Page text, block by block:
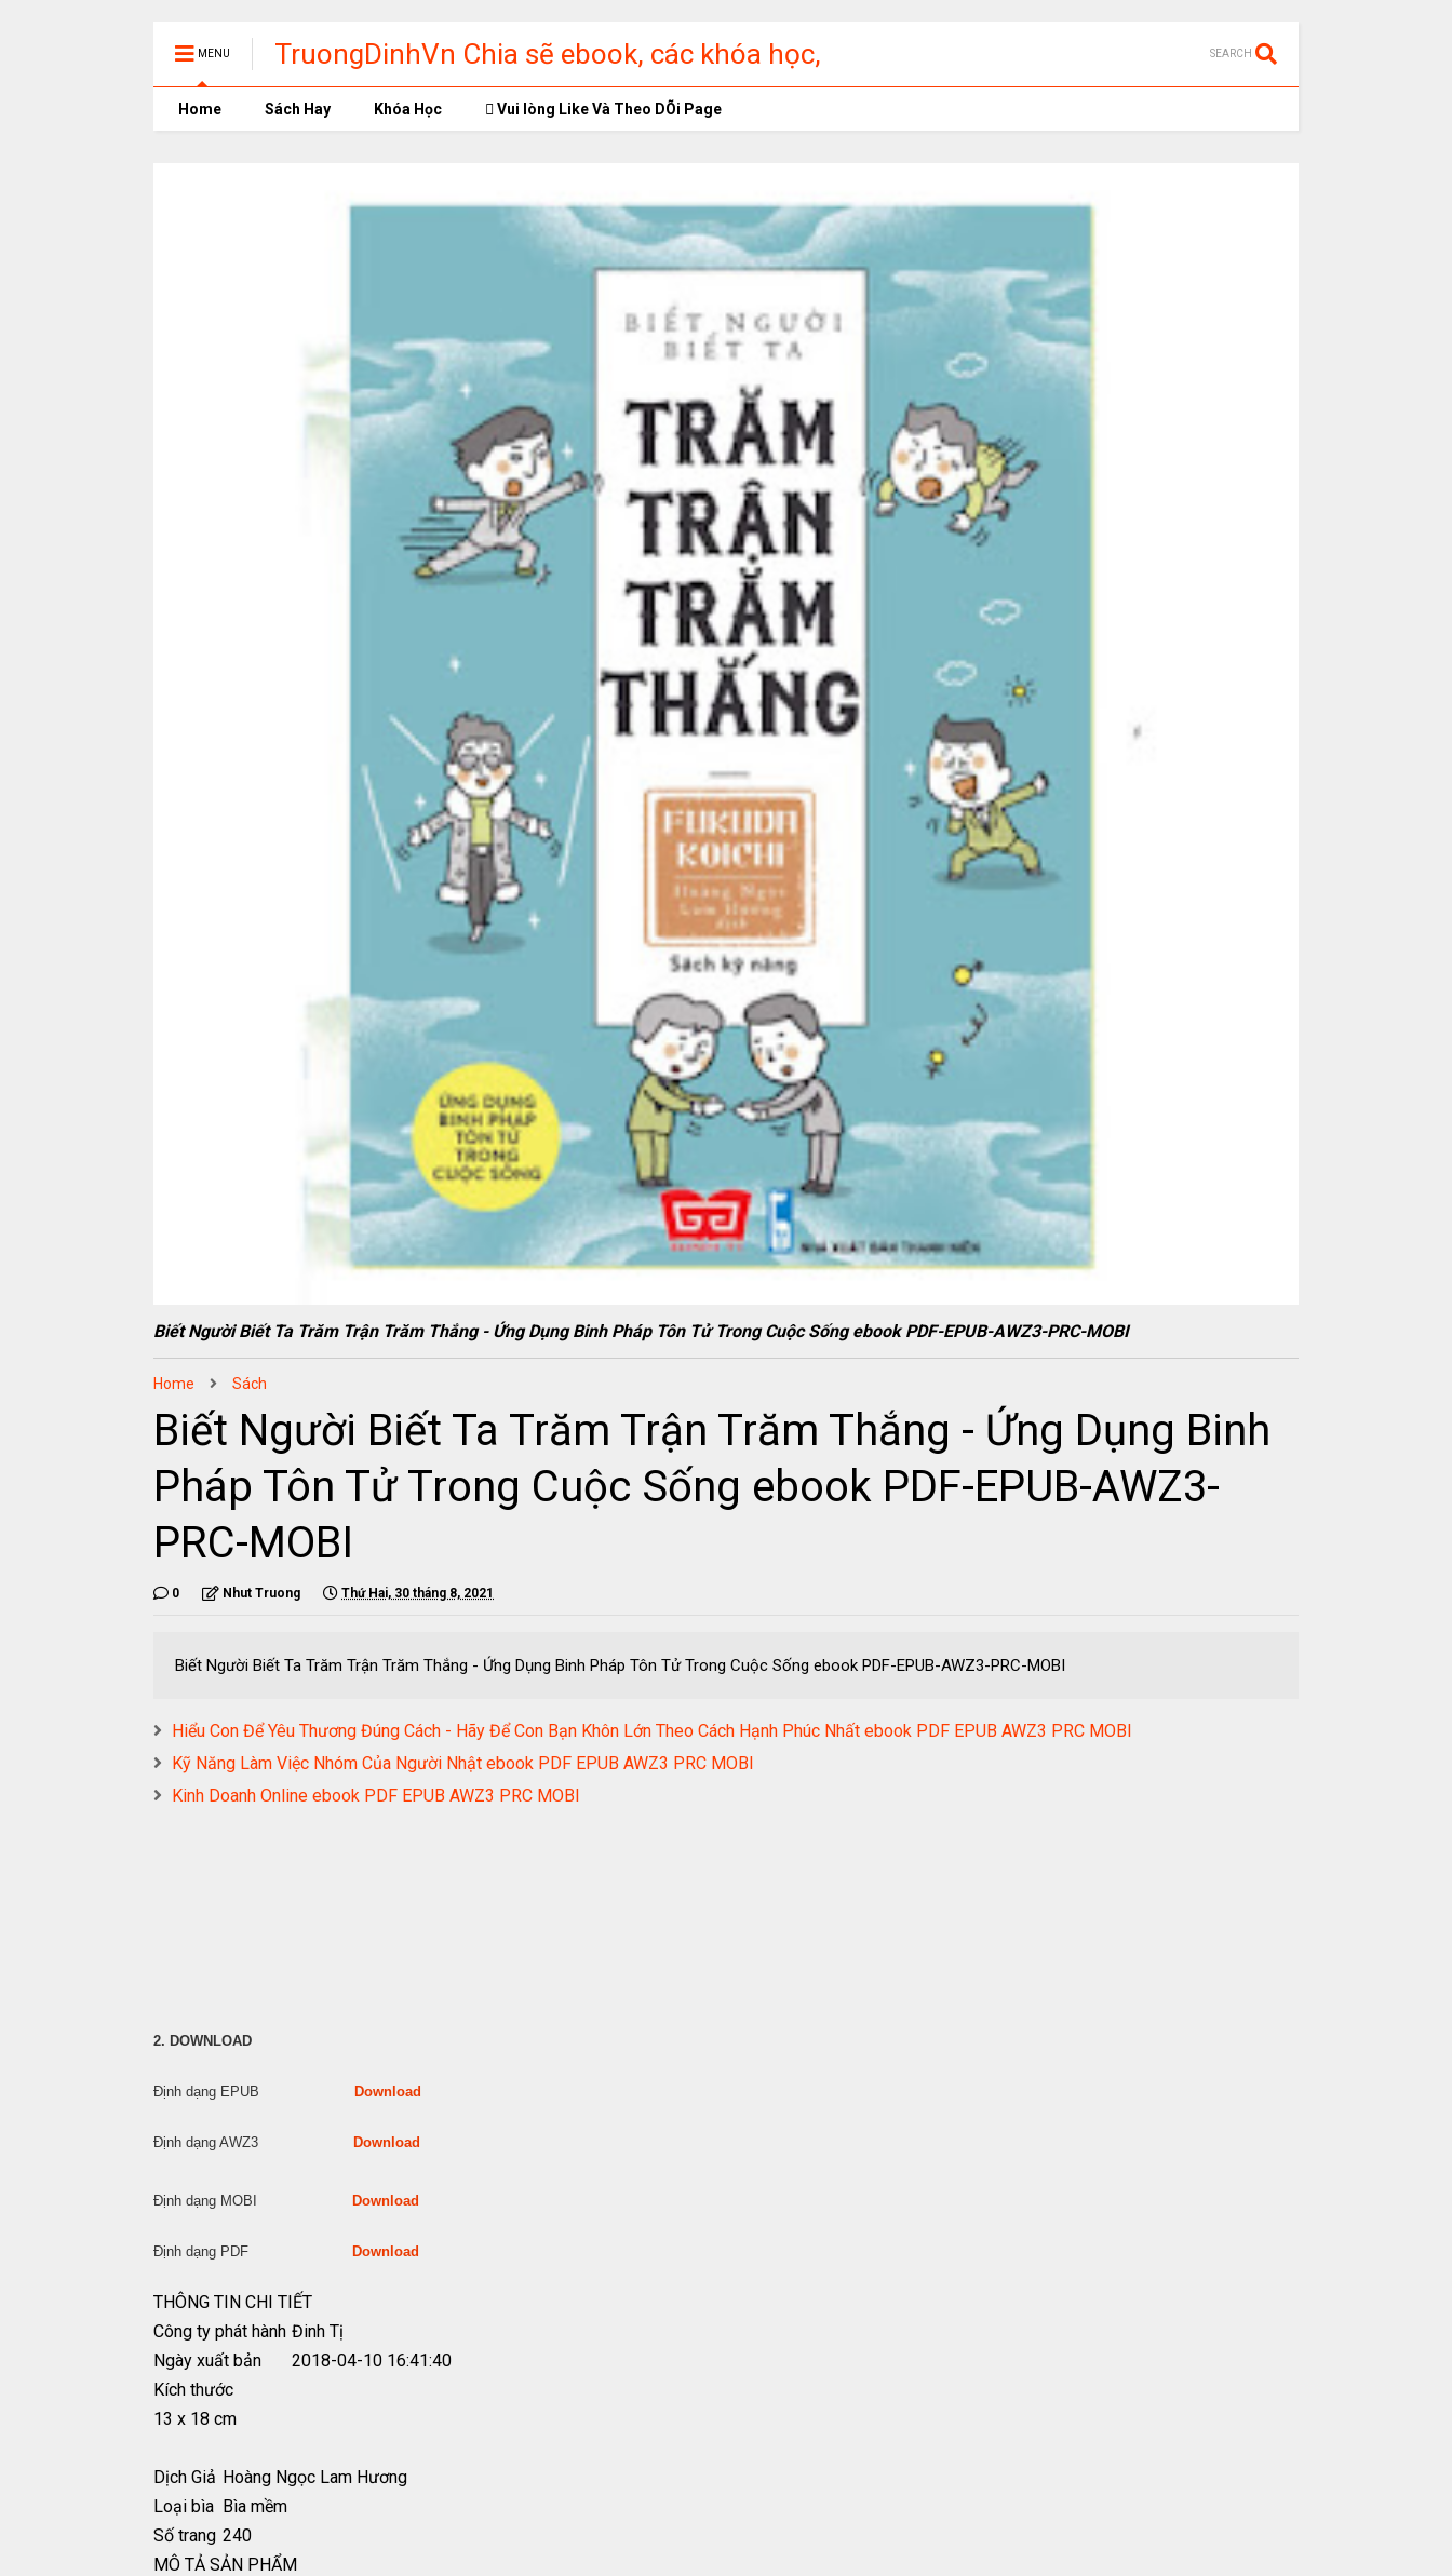
MENU
TruongDinhVn Chia sẽ ebook, các khóa học,
phần mềm học tập miễn phí
SEARCH
Home Sách Hay Khóa Học Vui lòng Like Và Theo DÕi Page
Biết Người Biết Ta Trăm Trận Trăm Thắng - Ứng Dụng Binh Pháp Tôn Tử Trong Cuộc Sống ebook PDF-EPUB-AWZ3-PRC-MOBI
Home Sách
Biết Người Biết Ta Trăm Trận Trăm Thắng - Ứng Dụng Binh
Pháp Tôn Tử Trong Cuộc Sống ebook PDF-EPUB-AWZ3-
PRC-MOBI
0 Nhut Truong Thứ Hai, 30 tháng 8, 2021
Biết Người Biết Ta Trăm Trận Trăm Thắng - Ứng Dụng Binh Pháp Tôn Tử Trong Cuộc Sống ebook PDF-EPUB-AWZ3-PRC-MOBI
Hiểu Con Để Yêu Thương Đúng Cách - Hãy Để Con Bạn Khôn Lớn Theo Cách Hạnh Phúc Nhất ebook PDF EPUB AWZ3 PRC MOBI
Kỹ Năng Làm Việc Nhóm Của Người Nhật ebook PDF EPUB AWZ3 PRC MOBI
Kinh Doanh Online ebook PDF EPUB AWZ3 PRC MOBI
2. DOWNLOAD
Định dạng EPUB Download
Định dạng AWZ3 Download
Định dạng MOBI Download
Định dạng PDF Download
THÔNG TIN CHI TIẾT
Công ty phát hành Đinh Tị
Ngày xuất bản
2018-04-10 16:41:40
Kích thước
13 x 18 cm
Dịch Giả Hoàng Ngọc Lam Hương
Loại bìa Bìa mềm
Số trang 240
MÔ TẢ SẢN PHẨM